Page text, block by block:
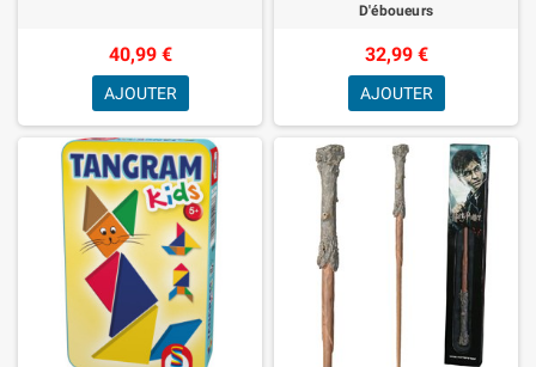
40,99 €
AJOUTER
D'éboueurs
32,99 €
AJOUTER